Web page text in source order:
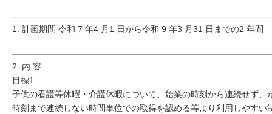
1. 計画期間 令和 7 年4 月1 日から令和 9 年3 月31 日までの2 年間
2. 内 容
目標1
子供の看護等休暇・介護休暇について、始業の時刻から連続せず、
時刻まで連続しない時間単位での取得を認める等より利用しやすい